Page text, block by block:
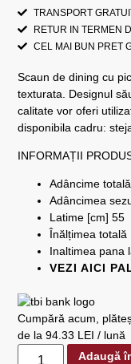
TRANSPORT
RETUR IN TERMEN
CEL MAI BUN PRET
Scaun de dining cu
texturata. Designul
calitate vor oferi
disponibila cadru:
INFORMAȚII
Adâncime
Adâncimea
Latime [cm] 55
Înălțimea totală
Inaltimea pana
VEZI AICI
Cumpără acum,
de la 94.33 LEI / lună
Adaugă